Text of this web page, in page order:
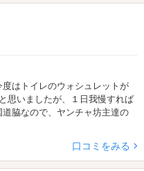
はトイレのウォシュレットが
思いましたが、１日我慢すれば
脇なので、ヤンチャ坊主達の
口コミをみる